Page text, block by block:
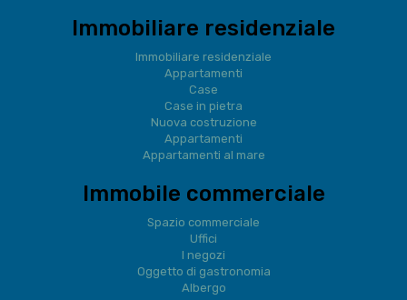
Immobiliare residenziale
Immobiliare residenziale
Appartamenti
Case
Case in pietra
Nuova costruzione
Appartamenti
Appartamenti al mare
Immobile commerciale
Spazio commerciale
Uffici
I negozi
Oggetto di gastronomia
Albergo